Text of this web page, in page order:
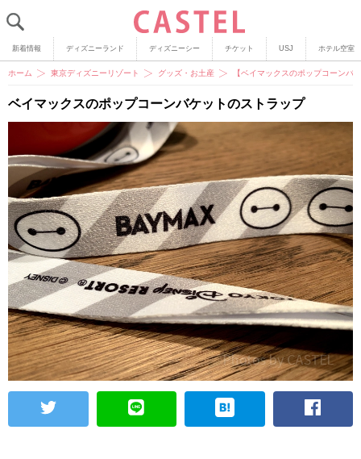
新着情報 ディズニーランド ディズニーシー チケット USJ ホテル空室
ホーム 東京ディズニーリゾート グッズ・お土産 【ベイマックスのポップコーンバ
ベイマックスのポップコーンバケットのストラップ